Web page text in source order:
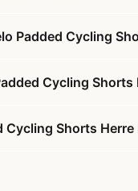
Padded Cycling
Cycling Shorts
Shorts Herre